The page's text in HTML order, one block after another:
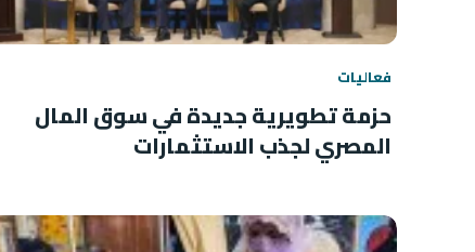
فعاليات
حزمة تطويرية جديدة في سوق المال
المصري لجذب الاستثمارات